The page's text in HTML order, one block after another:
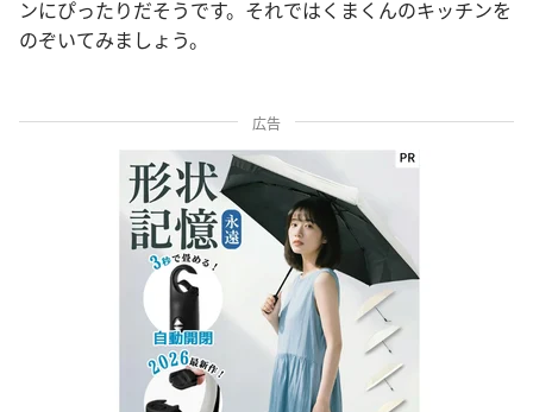
ンにぴったりだそうです。それではくまくんのキッチンを
のぞいてみましょう。
広告